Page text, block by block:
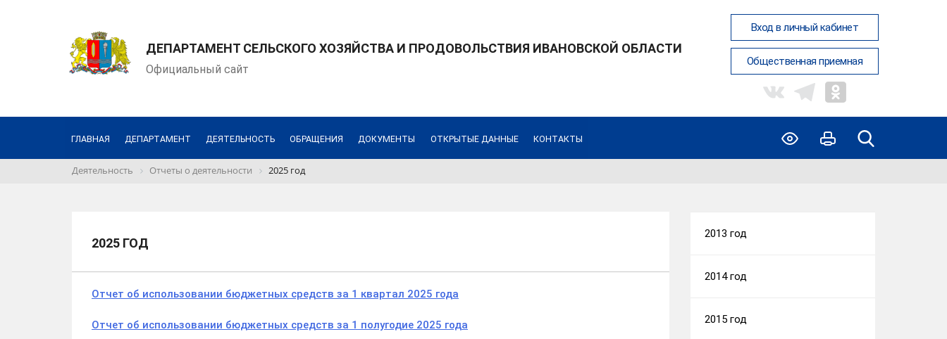
ДЕПАРТАМЕНТ СЕЛЬСКОГО ХОЗЯЙСТВА И ПРОДОВОЛЬСТВИЯ ИВАНОВСКОЙ ОБЛАСТИ
Официальный сайт
Вход в личный кабинет
Общественная приемная
ГЛАВНАЯ ДЕПАРТАМЕНТ ДЕЯТЕЛЬНОСТЬ ОБРАЩЕНИЯ ДОКУМЕНТЫ ОТКРЫТЫЕ ДАННЫЕ КОНТАКТЫ
Деятельность Отчеты о деятельности 2025 год
2025 ГОД
Отчет об использовании бюджетных средств за 1 квартал 2025 года
Отчет об использовании бюджетных средств за 1 полугодие 2025 года
2013 год
2014 год
2015 год